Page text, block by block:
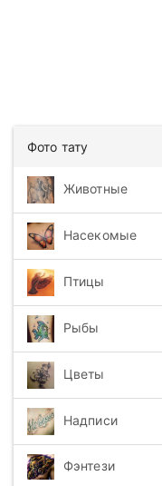
Фото тату
Животные
Насекомые
Птицы
Рыбы
Цветы
Надписи
Фэнтези